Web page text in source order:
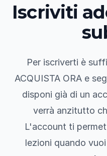
Iscriviti
Per iscriverti è
ACQUISTA ORA e
disponi già di un
verrà anzitutto
L'account ti
lezioni quando